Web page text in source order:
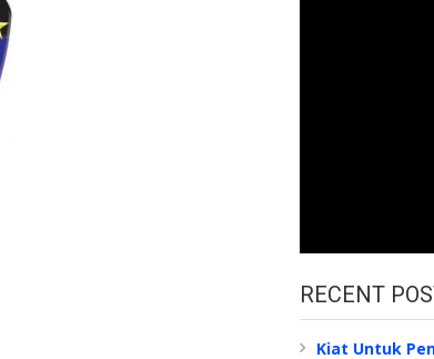
RECENT
Kiat Untuk